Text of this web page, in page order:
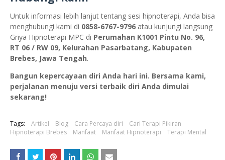
Untuk informasi lebih lanjut tentang sesi hipnoterapi, Anda bisa
menghubungi kami di 0858-6767-9796 atau kunjungi langsung
Griya Hipnoterapi MPC di Perumahan K1001 Pintu No. 96,
RT 06 / RW 09, Kelurahan Pasarbatang, Kabupaten
Brebes, Jawa Tengah.
Bangun kepercayaan diri Anda hari ini. Bersama kami,
perjalanan menuju versi terbaik diri Anda dimulai
sekarang!
Tags: Artikel Blog Cara Percaya diri
Cari Terapi Pikiran
Hipnoterapi Brebes
Manfaat Manfaat Hipnoterapi Terapi Mental